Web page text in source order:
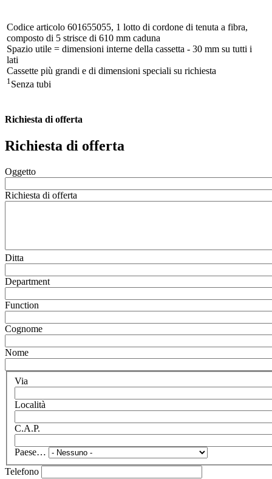
Codice articolo 601655055, 1 lotto di cordone di tenuta a fibra,
composto di 5 strisce di 610 mm caduna
Spazio utile = dimensioni interne della cassetta - 30 mm su tutti i
lati
Cassette più grandi e di dimensioni speciali su richiesta
1 Senza tubi
Richiesta di offerta
Richiesta di offerta
Oggetto
Richiesta di offerta
Ditta
Department
Function
Cognome
Nome
Via
Località
C.A.P.
Paese…
Telefono